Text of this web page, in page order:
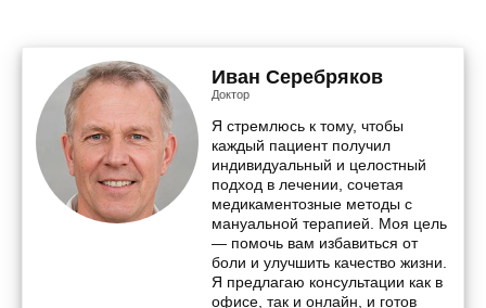
Иван Серебряков
Доктор
Я стремлюсь к тому, чтобы
каждый пациент получил
индивидуальный и целостный
подход в лечении, сочетая
медикаментозные методы с
мануальной терапией. Моя цель
— помочь вам избавиться от
боли и улучшить качество жизни.
Я предлагаю консультации как в
офисе, так и онлайн, и готов